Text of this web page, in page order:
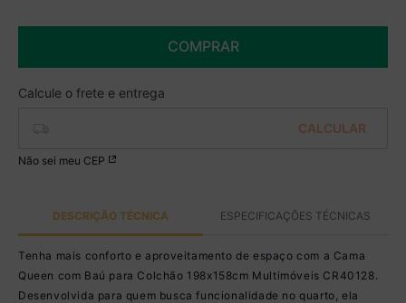
COMPRAR
Não sei meu CEP
DESCRIÇÃO TÉCNICA ESPECIFICAÇÕES TÉCNICAS
Tenha mais conforto e aproveitamento de espaço com a Cama
Queen com Baú para Colchão 198x158cm Multimóveis CR40128.
Desenvolvida para quem busca funcionalidade no quarto, ela